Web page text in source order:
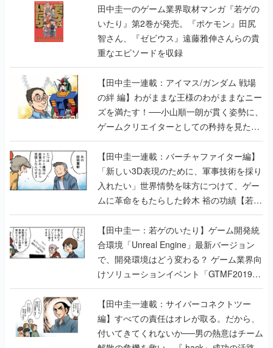
田中圭一のゲーム業界取材マンガ『若ゲの
いたり』第2巻が発売。『ポケモン』田尻
智さん、『ゼビウス』遠藤雅伸さんらの貴
重なエピソードを収録
【田中圭一連載：アイマス/ガンダム 戦場
の絆 編】わがままな王様のわがままなニー
ズを満たす！──小山順一朗が貫く姿勢に、
ゲームクリエイターとしての矜持を見た
【若ゲのいたり最終回】
【田中圭一連載：バーチャファイター編】
「新しい3D表現のために、軍事技術を採り
入れたい」世界情勢を味方につけて、ゲー
ムに革命をもたらした鈴木 裕の功績【若ゲ
のいたり】
【田中圭一：若ゲのいたり】ゲーム開発統
合環境「Unreal Engine」最新バージョン
で、開発環境はどう変わる？ ゲーム業界向
けソリューションイベント「GTMF2019」
に行って、より理解を深めよう【PR】
【田中圭一連載：サイバーコネクトツー
編】すべての責任はオレが取る。だから、
付いてきてくれないか──男の熱意はチーム